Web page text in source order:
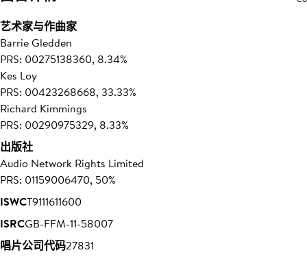
艺术家与作曲家
Barrie Gledden
PRS: 00275138360, 8.34%
Kes Loy
PRS: 00423268668, 33.33%
Richard Kimmings
PRS: 00290975329, 8.33%
出版社
Audio Network Rights Limited
PRS: 01159006470, 50%
ISWCT9111611600
ISRCGB-FFM-11-58007
唱片公司代码27831